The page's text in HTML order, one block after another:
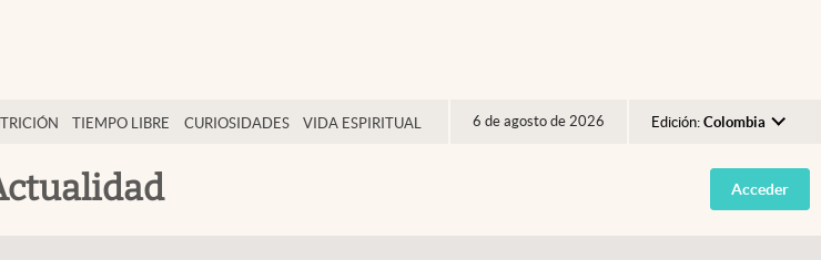
TIEMPO LIBRE CURIOSIDADES VIDA ESPIRITUAL 6 de agosto de 2026 Edición: Colombia
Argentina
España
Acceder